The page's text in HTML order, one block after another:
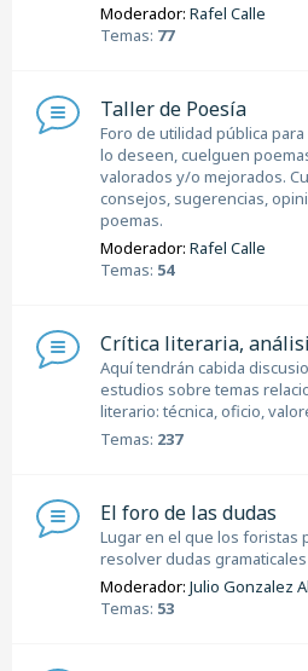
Moderador: Rafel Calle
Temas: 77
Taller de Poesía
Foro de utilidad pública
lo deseen, cuelguen
valorados y/o mejorados.
consejos, sugerencias,
poemas.
Moderador: Rafel Calle
Temas: 54
Crítica literaria,
Aquí tendrán cabida
estudios sobre temas
literario: técnica, oficio,
Temas: 237
El foro de las dudas
Lugar en el que los foristas
resolver dudas
Moderador: Julio Gonzalez
Temas: 53